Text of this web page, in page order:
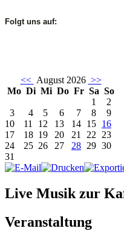
Folgt uns auf:
<< August 2026 >>
Mo Di Mi Do Fr Sa So
1
2
3
4 5 6 7 8
9
10
11 12 13 14 15 16
17
18 19 20 21 22 23
24
25 26 27 28 29 30
31
Live Musik zur
Veranstaltung